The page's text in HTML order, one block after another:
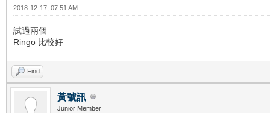
2018-12-17, 07:51 AM
試過兩個
Ringo 比較好
Find
黃號訊
Junior Member